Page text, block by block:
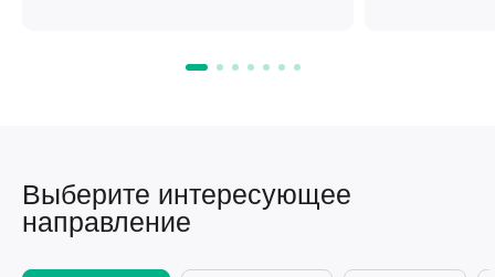
Выберите интересующее
направление